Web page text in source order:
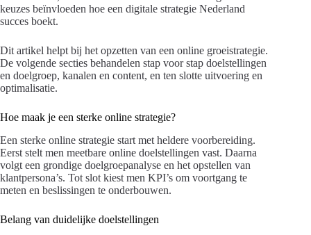
keuzes beïnvloeden hoe een digitale strategie Nederland
succes boekt.
Dit artikel helpt bij het opzetten van een online groeistrategie.
De volgende secties behandelen stap voor stap doelstellingen
en doelgroep, kanalen en content, en ten slotte uitvoering en
optimalisatie.
Hoe maak je een sterke online strategie?
Een sterke online strategie start met heldere voorbereiding.
Eerst stelt men meetbare online doelstellingen vast. Daarna
volgt een grondige doelgroepanalyse en het opstellen van
klantpersona’s. Tot slot kiest men KPI’s om voortgang te
meten en beslissingen te onderbouwen.
Belang van duidelijke doelstellingen